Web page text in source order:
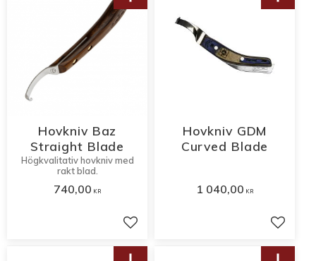
Hovkniv Baz
Straight Blade
Högkvalitativ hovkniv med
rakt blad.
740,00 KR
Lägg till i favoriter
Hovkniv GDM
Curved Blade
1 040,00 KR
Lägg